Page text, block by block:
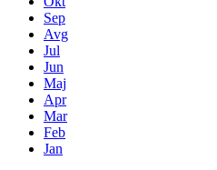
Sep
Avg
Jul
Jun
Maj
Apr
Mar
Feb
Jan